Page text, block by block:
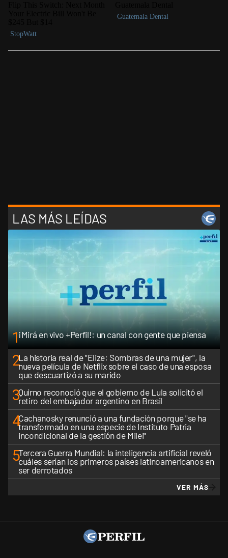
LAS MÁS LEÍDAS
1¡Mirá en vivo +Perfil!: un canal con gente que piensa
2La historia real de "Elize: Sombras de una mujer", la
nueva película de Netflix sobre el caso de una esposa
que descuartizó a su marido
3Quirno reconoció que el gobierno de Lula solicitó el
retiro del embajador argentino en Brasil
4Cachanosky renunció a una fundación porque "se ha
transformado en una especie de Instituto Patria
incondicional de la gestión de Milei"
5Tercera Guerra Mundial: la inteligencia artificial reveló
cuáles serían los primeros países latinoamericanos en
ser derrotados
VER MÁS